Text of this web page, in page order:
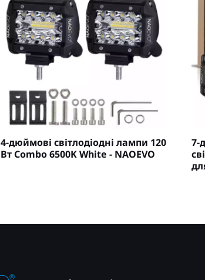
4-дюймові світлодіодні лампи 120
Вт Combo 6500K White - NAOEVO
7-